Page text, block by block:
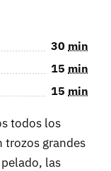
30 min
15 min
15 min
todos los
trozos grandes
las